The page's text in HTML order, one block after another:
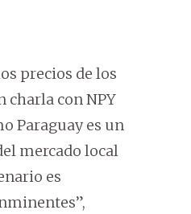
precios de los
charla con NPY
Paraguay es un
mercado local
es